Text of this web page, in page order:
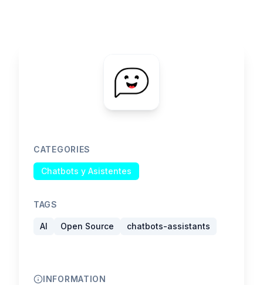
CATEGORIES
Chatbots y Asistentes
TAGS
AI Open Source chatbots-assistants
INFORMATION